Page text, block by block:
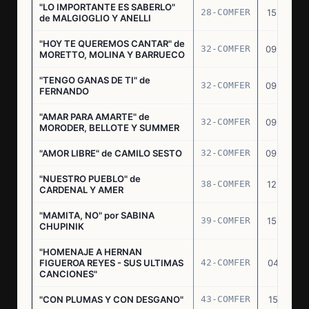
"LO IMPORTANTE ES SABERLO"
de MALGIOGLIO Y ANELLI
28-COMFER 15.07.76
"HOY TE QUEREMOS CANTAR" de
MORETTO, MOLINA Y BARRUECO
32-COMFER 09.09.76
"TENGO GANAS DE TI" de
FERNANDO
32-COMFER 09.09.76
"AMAR PARA AMARTE" de
MORODER, BELLOTE Y SUMMER
32-COMFER 09.09.76
"AMOR LIBRE" de CAMILO SESTO 32-COMFER 09.09.76
"NUESTRO PUEBLO" de
CARDENAL Y AMER
38-COMFER 12.10.76
"MAMITA, NO" por SABINA
CHUPINIK
39-COMFER 15.10.76
"HOMENAJE A HERNAN
FIGUEROA REYES - SUS ULTIMAS
CANCIONES"
42-COMFER 04.11.76
"CON PLUMAS Y CON DESGANO" 43-COMFER 15.11.76